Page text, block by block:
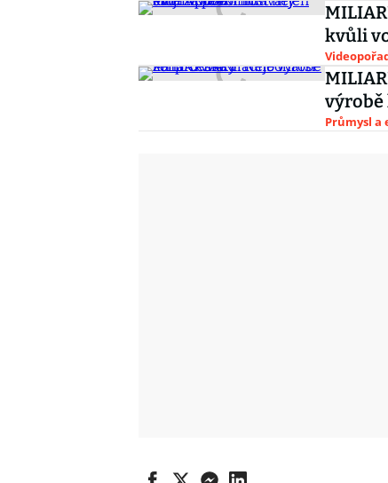
kvůli
výrobě
Průmysl a